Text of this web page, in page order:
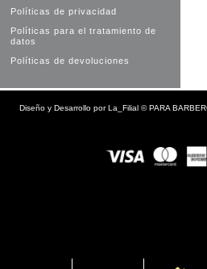
Políticas de privacidad
Políticas para el tratamiento de
datos
Políticas de devoluciones
Diseño y Desarrollo porLa_Filial ©PARA